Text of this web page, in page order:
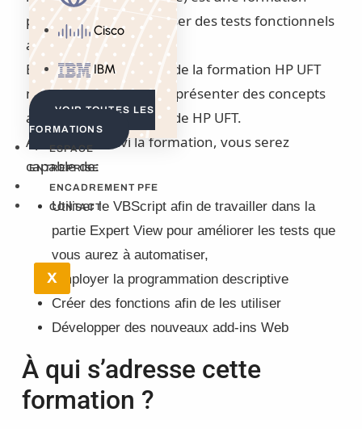
Cisco
IBM
VOIR TOUTES LES
FORMATIONS
ESPACE
ENTREPRISE
ENCADREMENT PFE
CONTACT
X
pour apprendre à réaliser des tests fonctionnels
automatisés.
Elle est le complément de la formation HP UFT
niveau 1, et permet de présenter des concepts
avancés de l’utilisation de HP UFT.
Après avoir suivi la formation, vous serez
capable de:
Utiliser le VBScript afin de travailler dans la
partie Expert View pour améliorer les tests que
vous aurez à automatiser,
Employer la programmation descriptive
Créer des fonctions afin de les utiliser
Développer des nouveaux add-ins Web
À qui s’adresse cette
formation ?